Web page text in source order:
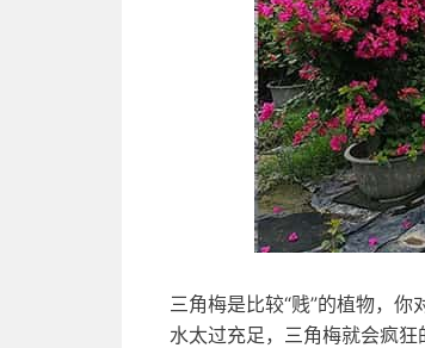
三角梅是比较“贱”的植物，
水太过充足，三角梅就会疯